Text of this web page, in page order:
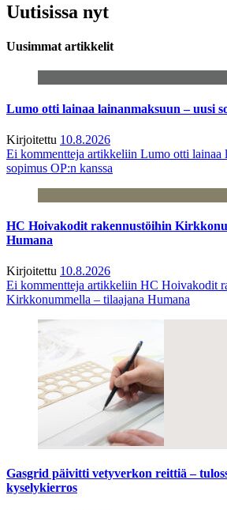
Uutisissa nyt
Uusimmat artikkelit
Lumo otti lainaa lainanmaksuun – uusi
Kirjoitettu 10.8.2026
Ei kommentteja artikkeliin Lumo otti lainaa
sopimus OP:n kanssa
HC Hoivakodit rakennustöihin
Humana
Kirjoitettu 10.8.2026
Ei kommentteja artikkeliin HC Hoivakodit
Kirkkonummella – tilaajana Humana
Gasgrid päivitti vetyverkon reittiä –
kyselykierros